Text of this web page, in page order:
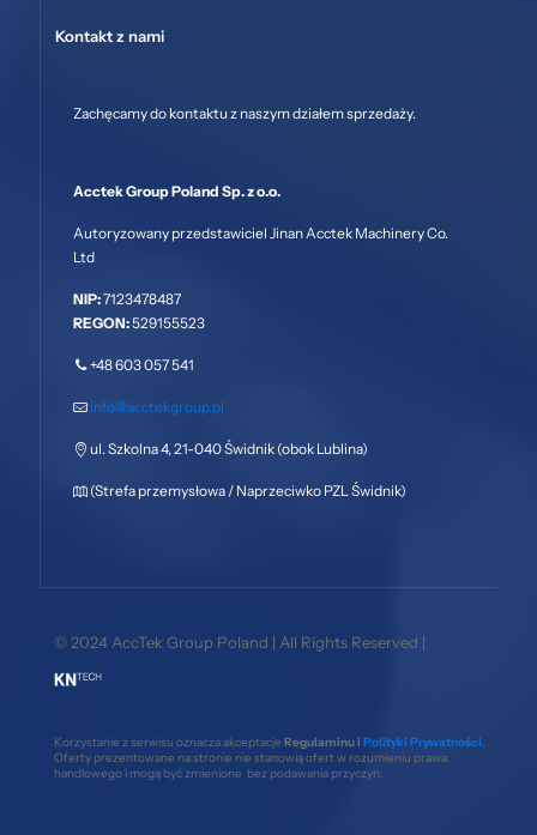
Kontakt z nami
Zachęcamy do kontaktu z naszym działem sprzedaży.
Acctek Group Poland Sp. z o.o.
Autoryzowany przedstawiciel Jinan Acctek Machinery Co.
Ltd
NIP:7123478487
REGON:529155523
+48 603 057 541
info@acctekgroup.pl
ul. Szkolna 4, 21-040 Świdnik (obok Lublina)
(Strefa przemysłowa / Naprzeciwko PZL Świdnik)
© 2024 AccTek Group Poland | All Rights Reserved |
Korzystanie z serwisu oznacza akceptacje Regulaminu i Polityki Prywatności
Oferty prezentowane na stronie nie stanowią ofert w rozumieniu prawa
handlowego i mogą być zmienione bez podawania przyczyn.